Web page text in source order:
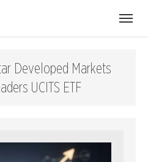
Developed Markets
UCITS ETF